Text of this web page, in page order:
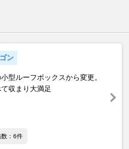
ン
型ルーフボックスから変更。
収まり大満足
数：6件